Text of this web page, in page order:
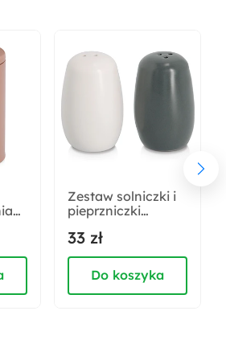
naturalny
Zestaw solniczki i
pieprzniczki
33 zł
Do koszyka